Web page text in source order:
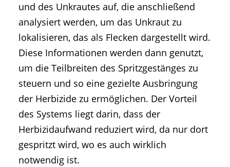
und des Unkrautes auf, die anschließend
analysiert werden, um das Unkraut zu
lokalisieren, das als Flecken dargestellt wird.
Diese Informationen werden dann genutzt,
um die Teilbreiten des Spritzgestänges zu
steuern und so eine gezielte Ausbringung
der Herbizide zu ermöglichen. Der Vorteil
des Systems liegt darin, dass der
Herbizidaufwand reduziert wird, da nur dort
gespritzt wird, wo es auch wirklich
notwendig ist.